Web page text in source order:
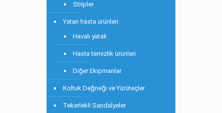
Stripler
Yatan hasta ürünleri
Havalı yatak
Hasta temizlik ürünleri
Diğer Ekipmanlar
Koltuk Değneği ve Yürüteçler
Tekerlekli Sandalyeler